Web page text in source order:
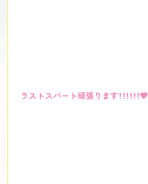
ラストスパート頑張ります！！！！！！💖